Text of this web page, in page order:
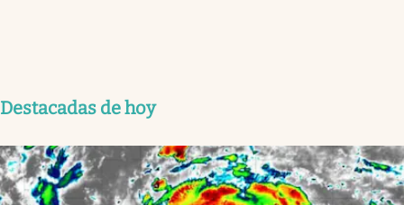
Destacadas de hoy